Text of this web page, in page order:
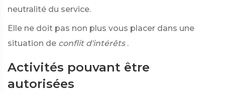
neutralité du service.
Elle ne doit pas non plus vous placer dans une
situation de conflit d'intérêts .
Activités pouvant être
autorisées